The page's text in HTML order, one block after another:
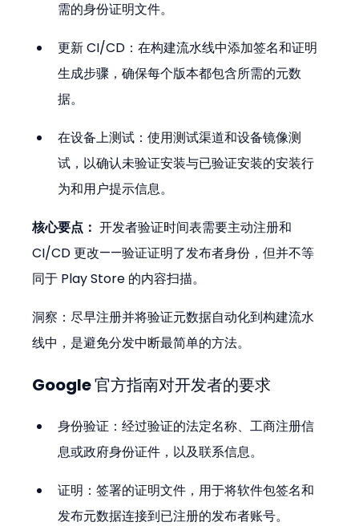
需的身份证明文件。
更新 CI/CD：在构建流水线中添加签名和证明
生成步骤，确保每个版本都包含所需的元数
据。
在设备上测试：使用测试渠道和设备镜像测
试，以确认未验证安装与已验证安装的安装行
为和用户提示信息。
核心要点： 开发者验证时间表需要主动注册和
CI/CD 更改——验证证明了发布者身份，但并不等
同于 Play Store 的内容扫描。
洞察：尽早注册并将验证元数据自动化到构建流水
线中，是避免分发中断最简单的方法。
Google 官方指南对开发者的要求
身份验证：经过验证的法定名称、工商注册信
息或政府身份证件，以及联系信息。
证明：签署的证明文件，用于将软件包签名和
发布元数据连接到已注册的发布者账号。